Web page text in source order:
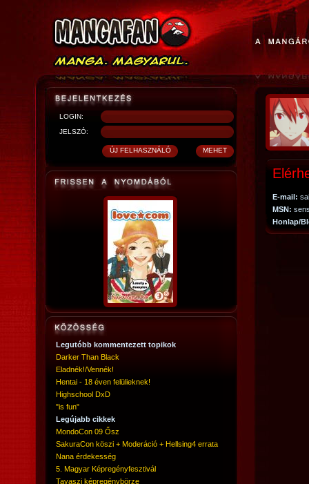
LOGIN:
JELSZÓ:
Legutóbb kommentezett topikok
Darker Than Black
Eladnék!/Vennék!
Hentai - 18 éven felülieknek!
Highschool DxD
"is fun"
Legújabb cikkek
MondoCon 09 Ősz
SakuraCon köszi + Moderáció + Hellsing4 errata
Nana érdekesség
5. Magyar Képregényfesztivál
Tavaszi képregénybörze
E-mail:
MSN:
Honlap/